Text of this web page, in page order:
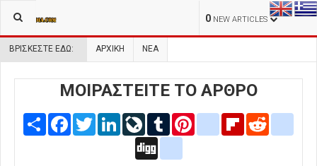
0 NEW ARTICLES
ΒΡΊΣΚΕΣΤΕ ΕΔΏ: ΑΡΧΙΚΉ ΝΕΑ
ΜΟΙΡΑΣΤΕΙΤΕ ΤΟ ΑΡΘΡΟ
Share FacebookTwitterLinkedInLiveJournal
Tumblr Pinterestblogger_post
Flipboard